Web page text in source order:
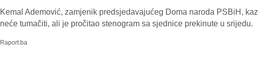
Kemal Ademović, zamjenik predsjedavajućeg Doma naroda PSBiH,
neće tumačiti, ali je pročitao stenogram sa sjednice prekinute u srijedu.
Raport.ba